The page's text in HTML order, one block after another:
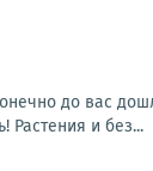
до вас
Растения и без...